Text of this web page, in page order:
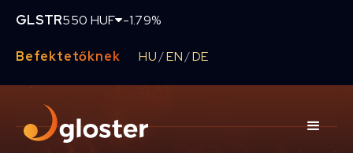
GLSTR550 HUF -1.79%
Befektetőknek HU /EN /DE